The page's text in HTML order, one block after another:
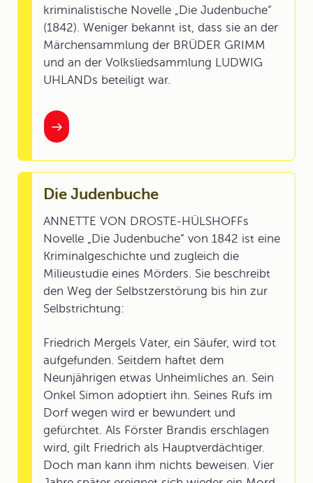
kriminalistische Novelle „Die Judenbuche“
(1842). Weniger bekannt ist, dass sie an der
Märchensammlung der BRÜDER GRIMM
und an der Volksliedsammlung LUDWIG
UHLANDs beteiligt war.
Die Judenbuche
ANNETTE VON DROSTE-HÜLSHOFFs
Novelle „Die Judenbuche“ von 1842 ist eine
Kriminalgeschichte und zugleich die
Milieustudie eines Mörders. Sie beschreibt
den Weg der Selbstzerstörung bis hin zur
Selbstrichtung:
Friedrich Mergels Vater, ein Säufer, wird tot
aufgefunden. Seitdem haftet dem
Neunjährigen etwas Unheimliches an. Sein
Onkel Simon adoptiert ihn. Seines Rufs im
Dorf wegen wird er bewundert und
gefürchtet. Als Förster Brandis erschlagen
wird, gilt Friedrich als Hauptverdächtiger.
Doch man kann ihm nichts beweisen. Vier